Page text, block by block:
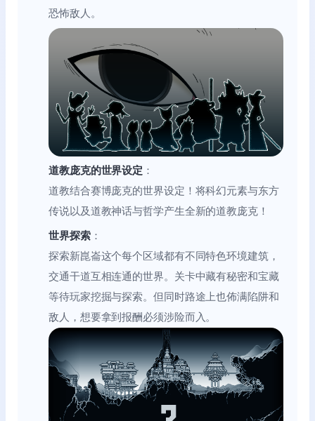
恐怖敌人。
道教庞克的世界设定 ：
道教结合赛博庞克的世界设定！将科幻元素与东方
传说以及道教神话与哲学产生全新的道教庞克！
世界探索：
探索新崑崙这个每个区域都有不同特色环境建筑，
交通干道互相连通的世界。关卡中藏有秘密和宝藏
等待玩家挖掘与探索。但同时路途上也佈满陷阱和
敌人，想要拿到报酬必须涉险而入。